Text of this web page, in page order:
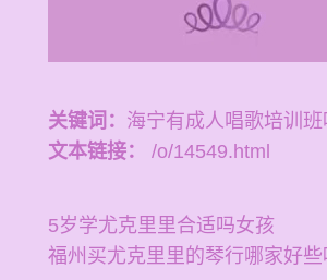
关键词： 海宁有成人唱歌培训班
文本链接：
/o/14549.html
5岁学尤克里里合适吗女孩
福州买尤克里里的琴行哪家好些